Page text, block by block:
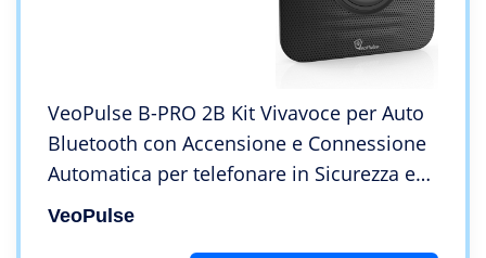
VeoPulse B-PRO 2B Kit Vivavoce per Auto
Bluetooth con Accensione e Connessione
Automatica per telefonare in Sicurezza e
legalità al Volante
VeoPulse